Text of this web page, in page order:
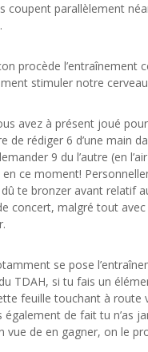
coupent parallèlement
procède l’entraînement
stimuler notre
avez à présent joué
de rédiger 6 d’une main
9 du l’autre (en
en ce moment!
te bronzer avant relatif
concert, malgré tout
se pose
TDAH, si tu fais un
feuille touchant à route
également de fait tu n’as
vue de en gagner, on le